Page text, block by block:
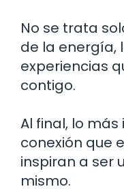
No se trata
de la energía,
experiencias
contigo.
Al final, lo
conexión que
inspiran a ser
mismo.